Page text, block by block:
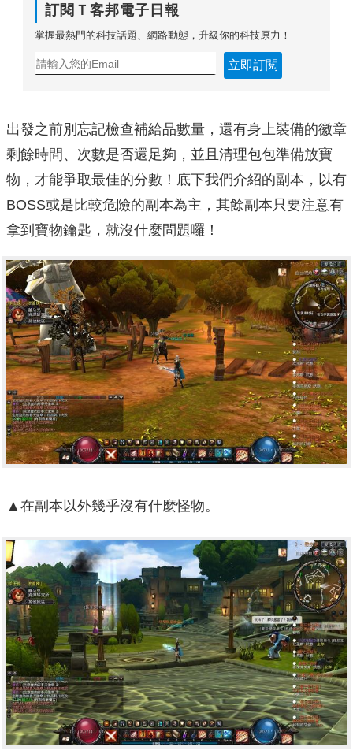
訂閱Ｔ客邦電子日報
掌握最熱門的科技話題、網路動態，升級你的科技原力！
立即訂閱
出發之前別忘記檢查補給品數量，還有身上裝備的徽章
剩餘時間、次數是否還足夠，並且清理包包準備放寶
物，才能爭取最佳的分數！底下我們介紹的副本，以有
BOSS或是比較危險的副本為主，其餘副本只要注意有
拿到寶物鑰匙，就沒什麼問題囉！
▲在副本以外幾乎沒有什麼怪物。